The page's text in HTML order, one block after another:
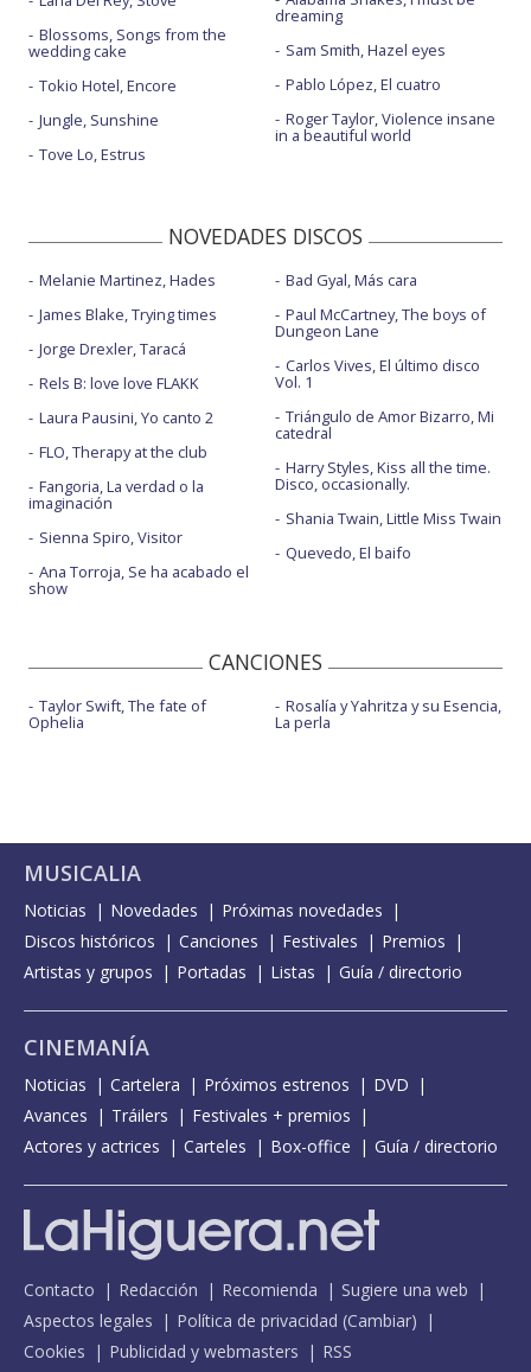
Blossoms, Songs from the
wedding cake
Tokio Hotel, Encore
Jungle, Sunshine
Tove Lo, Estrus
dreaming
Sam Smith, Hazel eyes
Pablo López, El cuatro
Roger Taylor, Violence insane
in a beautiful world
NOVEDADES DISCOS
Melanie Martinez, Hades
James Blake, Trying times
Jorge Drexler, Taracá
Rels B: love love FLAKK
Laura Pausini, Yo canto 2
FLO, Therapy at the club
Fangoria, La verdad o la
imaginación
Sienna Spiro, Visitor
Ana Torroja, Se ha acabado el
show
Bad Gyal, Más cara
Paul McCartney, The boys of
Dungeon Lane
Carlos Vives, El último disco
Vol. 1
Triángulo de Amor Bizarro, Mi
catedral
Harry Styles, Kiss all the time.
Disco, occasionally.
Shania Twain, Little Miss Twain
Quevedo, El baifo
CANCIONES
Taylor Swift, The fate of
Ophelia
Rosalía y Yahritza y su Esencia,
La perla
MUSICALIA
Noticias Novedades
Próximas novedades
Discos históricos
Canciones Festivales
Premios
Artistas y grupos
Portadas Listas Guía / directorio
CINEMANÍA
Noticias Cartelera Próximos estrenos
DVD
Avances
Tráilers
Festivales + premios
Actores y actrices
Carteles Box-office Guía / directorio
Contacto Redacción Recomienda
Sugiere una web
Aspectos legales
Política de privacidad (Cambiar)
Cookies
Publicidad y webmasters RSS